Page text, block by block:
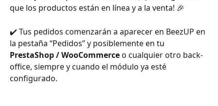
que los productos están en línea y a la venta! 🎉
✔️ Tus pedidos comenzarán a aparecer en BeezUP en
la pestaña “Pedidos” y posiblemente en tu
PrestaShop / WooCommerce o cualquier otro back-
office, siempre y cuando el módulo ya esté
configurado.